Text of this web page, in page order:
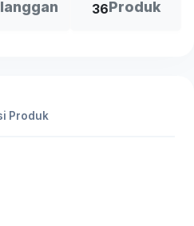
36Produk
Produk